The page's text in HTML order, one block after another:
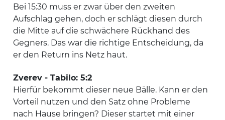
Bei 15:30 muss er zwar über den zweiten
Aufschlag gehen, doch er schlägt diesen durch
die Mitte auf die schwächere Rückhand des
Gegners. Das war die richtige Entscheidung, da
er den Return ins Netz haut.
Zverev - Tabilo: 5:2
Hierfür bekommt dieser neue Bälle. Kann er den
Vorteil nutzen und den Satz ohne Probleme
nach Hause bringen? Dieser startet mit einer